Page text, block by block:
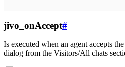
jivo_onAccept#
Is executed when an agent accepts
dialog from the Visitors/All chats